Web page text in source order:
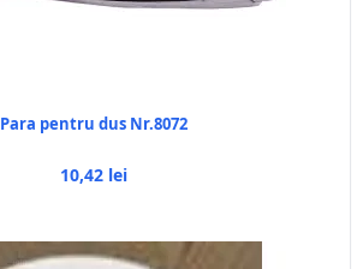
Para pentru dus Nr.8072
10,42 lei